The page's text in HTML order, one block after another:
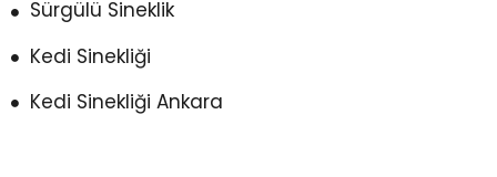
Sürgülü Sineklik
Kedi Sinekliği
Kedi Sinekliği Ankara